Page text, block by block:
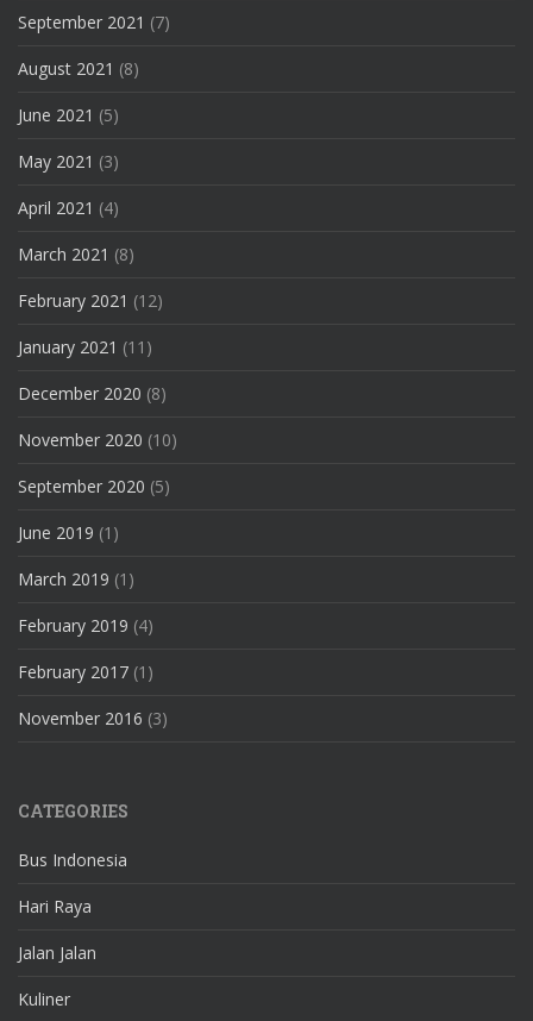
September 2021 (7)
August 2021 (8)
June 2021 (5)
May 2021 (3)
April 2021 (4)
March 2021 (8)
February 2021 (12)
January 2021 (11)
December 2020 (8)
November 2020 (10)
September 2020 (5)
June 2019 (1)
March 2019 (1)
February 2019 (4)
February 2017 (1)
November 2016 (3)
CATEGORIES
Bus Indonesia
Hari Raya
Jalan Jalan
Kuliner